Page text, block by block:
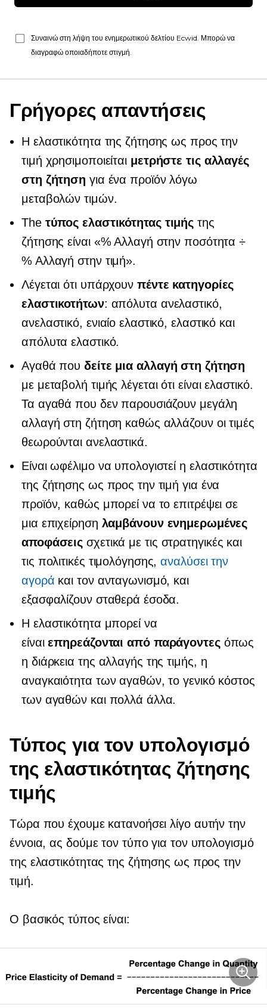
Συναινώ στη λήψη του ενημερωτικού δελτίου Ecwid. Μπορώ να
διαγραφώ οποιαδήποτε στιγμή.
Γρήγορες απαντήσεις
Η ελαστικότητα της ζήτησης ως προς την
τιμή χρησιμοποιείται μετρήστε τις αλλαγές
στη ζήτηση για ένα προϊόν λόγω
μεταβολών τιμών.
The τύπος ελαστικότητας τιμής της
ζήτησης είναι «% Αλλαγή στην ποσότητα ÷
% Αλλαγή στην τιμή».
Λέγεται ότι υπάρχουν πέντε κατηγορίες
ελαστικοτήτων: απόλυτα ανελαστικό,
ανελαστικό, ενιαίο ελαστικό, ελαστικό και
απόλυτα ελαστικό.
Αγαθά που δείτε μια αλλαγή στη ζήτηση
με μεταβολή τιμής λέγεται ότι είναι ελαστικό.
Τα αγαθά που δεν παρουσιάζουν μεγάλη
αλλαγή στη ζήτηση καθώς αλλάζουν οι τιμές
θεωρούνται ανελαστικά.
Είναι ωφέλιμο να υπολογιστεί η ελαστικότητα
της ζήτησης ως προς την τιμή για ένα
προϊόν, καθώς μπορεί να το επιτρέψει σε
μια επιχείρηση λαμβάνουν ενημερωμένες
αποφάσεις σχετικά με τις στρατηγικές και
τις πολιτικές τιμολόγησης,αναλύσει την
αγορά και τον ανταγωνισμό, και
εξασφαλίζουν σταθερά έσοδα.
Η ελαστικότητα μπορεί να
είναιεπηρεάζονται από παράγοντεςόπως
η διάρκεια της αλλαγής της τιμής, η
αναγκαιότητα των αγαθών, το γενικό κόστος
των αγαθών και πολλά άλλα.
Τύπος για τον υπολογισμό
της ελαστικότητας ζήτησης
τιμής
Τώρα που έχουμε κατανοήσει λίγο αυτήν την
έννοια, ας δούμε τον τύπο για τον υπολογισμό
της ελαστικότητας της ζήτησης ως προς την
τιμή.
Ο βασικός τύπος είναι: